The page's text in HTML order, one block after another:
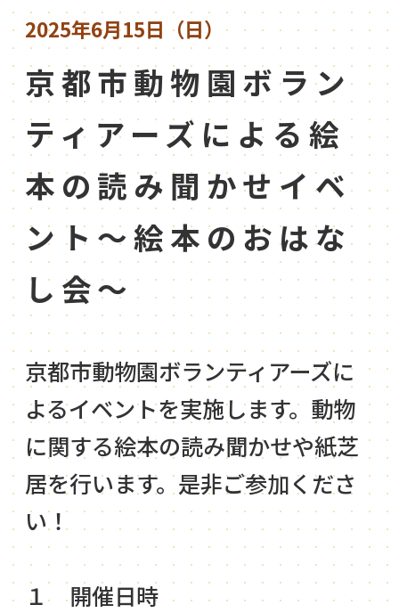
2025年6月15日（日）
京都市動物園ボラン
ティアーズによる絵
本の読み聞かせイベ
ント～絵本のおはな
し会～
京都市動物園ボランティアーズに
よるイベントを実施します。動物
に関する絵本の読み聞かせや紙芝
居を行います。是非ご参加くださ
い！
１ 開催日時